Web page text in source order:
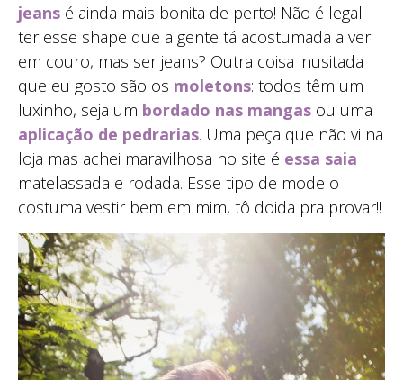
jeans é ainda mais bonita de perto! Não é legal
ter esse shape que a gente tá acostumada a ver
em couro, mas ser jeans? Outra coisa inusitada
que eu gosto são os moletons: todos têm um
luxinho, seja um bordado nas mangas ou uma
aplicação de pedrarias. Uma peça que não vi na
loja mas achei maravilhosa no site é essa saia
matelassada e rodada. Esse tipo de modelo
costuma vestir bem em mim, tô doida pra provar!!